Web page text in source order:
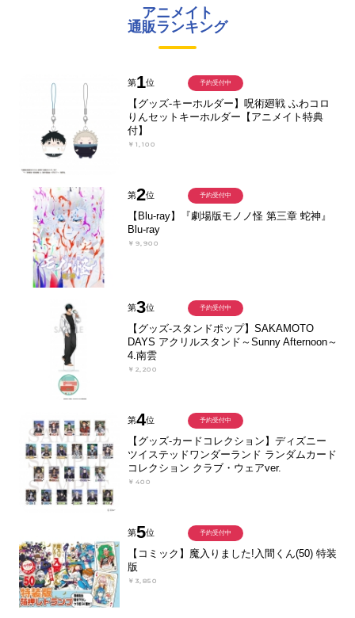
アニメイト
通販ランキング
第1位
【グッズ-キーホルダー】呪術廻戦 ふわコロ
りんセットキーホルダー【アニメイト特典
付】
￥1,100
予約受付中
第2位
【Blu-ray】『劇場版モノノ怪 第三章 蛇神』
Blu-ray
￥9,900
予約受付中
第3位
【グッズ-スタンドポップ】SAKAMOTO
DAYS アクリルスタンド～Sunny Afternoon～
4.南雲
￥2,200
予約受付中
第4位
【グッズ-カードコレクション】ディズニー
ツイステッドワンダーランド ランダムカード
コレクション クラブ・ウェアver.
￥400
予約受付中
第5位
【コミック】魔入りました!入間くん(50) 特装
版
￥3,850
予約受付中